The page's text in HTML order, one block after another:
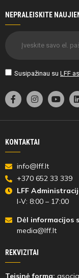
NEPRALEISKITE
Susipažinau su LFF
KONTAKTAI
info@lff.lt
+370 652 33 339
LFF
I-V: 8:00 – 17:00
Dėl informacijos
media@lff.lt
REKVIZITAI